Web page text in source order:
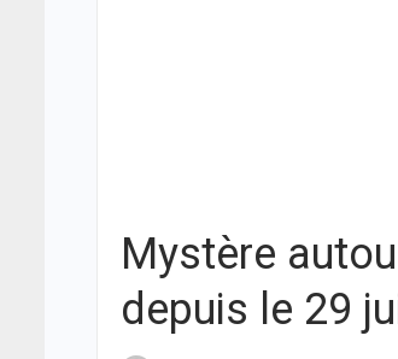
Mystère
depuis le 29